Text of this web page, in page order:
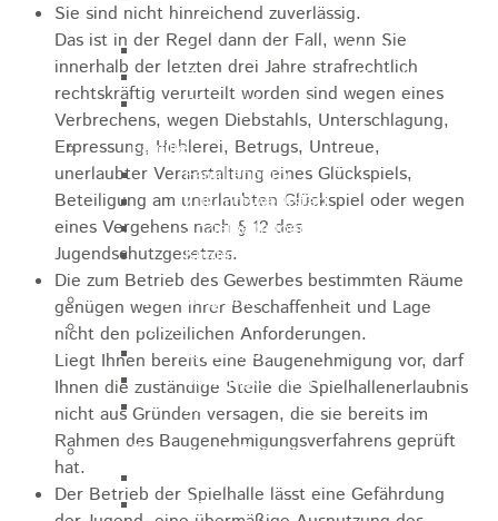
Heubach
Förderverein Altenhilfe Heubach e.V.
Seniorenwohnanlage Haus Hohgarten
Bischof Sproll Haus
Familie
Familienbüro
Zukunftswerkstatt
Sozialpädagogische Familienberatung
Kinderfest
Ferienprogramm
Jugend
Jugendbüro
Stadtjugendring
JIL
Betreuung & Bildung
Schulen
Sie sind nicht hinreichend zuverlässig.
Das ist in der Regel dann der Fall, wenn Sie
innerhalb der letzten drei Jahre strafrechtlich
rechtskräftig verurteilt worden sind wegen eines
Verbrechens, wegen Diebstahls, Unterschlagung,
Erpressung, Hehlerei, Betrugs, Untreue,
unerlaubter Veranstaltung eines Glückspiels,
Beteiligung am unerlaubten Glückspiel oder wegen
eines Vergehens nach § 12 des
Jugendschutzgesetzes.
Die zum Betrieb des Gewerbes bestimmten Räume
genügen wegen ihrer Beschaffenheit und Lage
nicht den polizeilichen Anforderungen.
Liegt Ihnen bereits eine Baugenehmigung vor, darf
Ihnen die zuständige Stelle die Spielhallenerlaubnis
nicht aus Gründen versagen, die sie bereits im
Rahmen des Baugenehmigungsverfahrens geprüft
hat.
Der Betrieb der Spielhalle lässt eine Gefährdung